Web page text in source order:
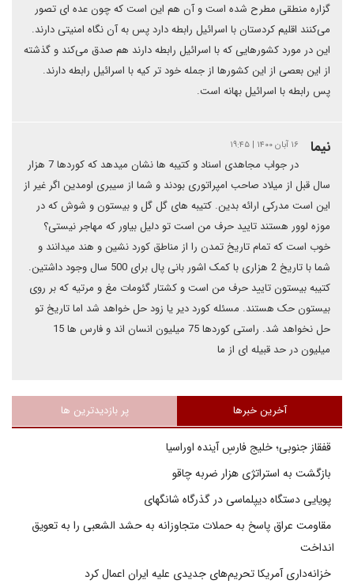
گزاره منطقی مطرح شده است و آن هم این است که چون عده ای تصور
می‌کنند اقلیم کردستان با اسرائیل رابطه دارد پس به آن نگاه امنیتی دارند.
این در مورد کشورهایی که با اسرائیل رابطه دارند هم صدق می‌کند و گذشته
از این بعصی از این کشورها از جمله خود تر کیه با اسرائیل رابطه دارند.
پس رابطه با اسرائیل بهانه است.
نیما ۱۶ آبان ۱۴۰۰ | ۱۹:۴۵
در جواب مجاهدی اسناد و کتیبه ها نشان میدهد که کوردها 7 هزار
سال قبل از میلاد صاحب امپراتوری بودند و شما از سیبری اومدین اگر غیر از
این است مدرکی ارائه بدین. کتیبه های گل گل و بیستون و شوش که در
موزه لوور هستند تایید حرف من است تو دلیل بیاور که مهاجر نیستی؟
خوب است که تمام تاریخ تمدن را از مناطق کورد نشین و هند میدانند و
شما با تاریخ 2 هزاری با کمک اشور بانی پال برای 500 سال وجود داشتین.
کتیبه بیستون تایید حرف من است و کشتار گئومات مغ و مرتیه که بر روی
بیستون حک هستند. مسئله کورد دیر یا زود حل خواهد شد اما تاریخ تو
حل نخواهد شد. راستی کوردها 75 میلیون انسان اند و فارس ها 15
میلیون در حد قبیله ای از ما
آخرین خبرها پر بازدیدترین ها
قفقاز جنوبی؛ خلیج فارسِ آینده اوراسیا
بازگشت به استراتژی هزار ضربه چاقو
پویایی دستگاه دیپلماسی در گذرگاه شانگهای
مقاومت عراق پاسخ به حملات متجاوزانه به حشد الشعبی را به تعویق
انداخت
خزانه‌داری آمریکا تحریم‌های جدیدی علیه ایران اعمال کرد